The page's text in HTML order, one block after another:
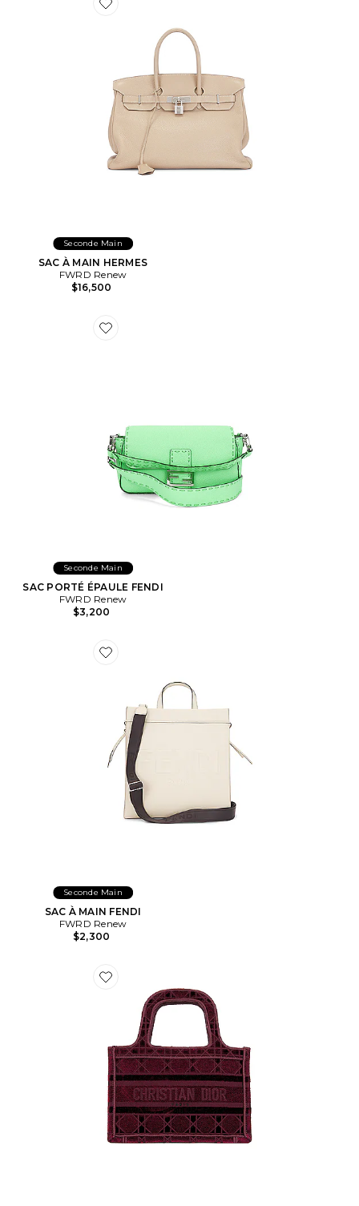
Favorite SAC À MAIN HERMES
Seconde Main
SAC À MAIN HERMES
FWRD Renew
$16,500
Favorite SAC PORTÉ ÉPAULE FENDI
Seconde Main
SAC PORTÉ ÉPAULE FENDI
FWRD Renew
$3,200
Favorite SAC À MAIN FENDI
Seconde Main
SAC À MAIN FENDI
FWRD Renew
$2,300
Favorite SAC FOURRE-TOUT DIOR